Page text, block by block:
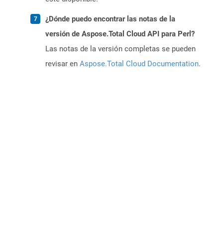
¿Dónde puedo encontrar las notas de la
versión de Aspose.Total Cloud API para Perl?
Las notas de la versión completas se pueden
revisar en Aspose.Total Cloud Documentation.